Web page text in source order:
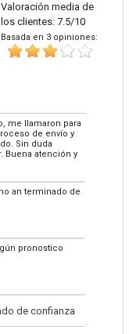
Valoración media de
los clientes: 7.5/10
Basada en 3 opiniones:
me llamaron para
de envío y
Sin duda
Buena atención y
an terminado de
pronostico
de confianza